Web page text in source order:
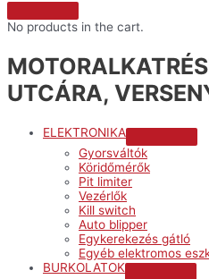
No products in the cart.
UTCÁRA,
ELEKTRONIKA
Gyorsváltók
Köridőmérők
Pit limiter
Vezérlők
Kill switch
Auto blipper
Egykerekezés gátló
Egyéb elektromos
BURKOLATOK